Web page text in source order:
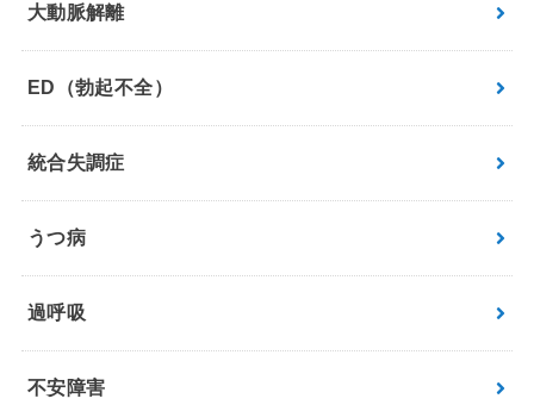
大動脈解離
ED（勃起不全）
統合失調症
うつ病
過呼吸
不安障害